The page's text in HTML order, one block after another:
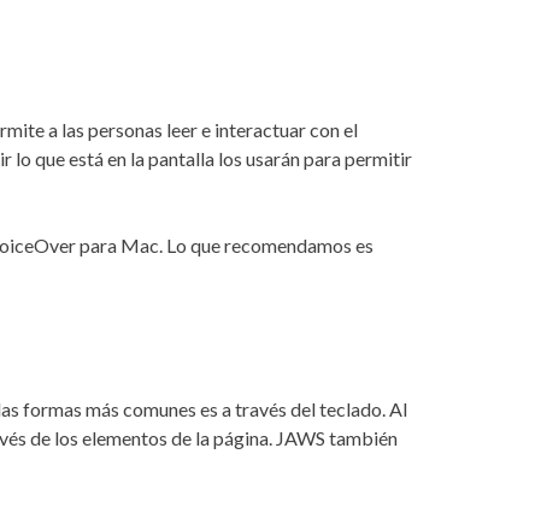
a las personas leer e interactuar con el
lo que está en la pantalla los usarán para permitir
para Mac. Lo que recomendamos es
formas más comunes es a través del teclado. Al
de los elementos de la página. JAWS también